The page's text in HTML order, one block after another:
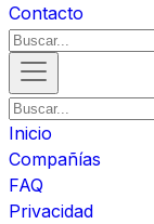
Contacto
Inicio
Compañías
FAQ
Privacidad